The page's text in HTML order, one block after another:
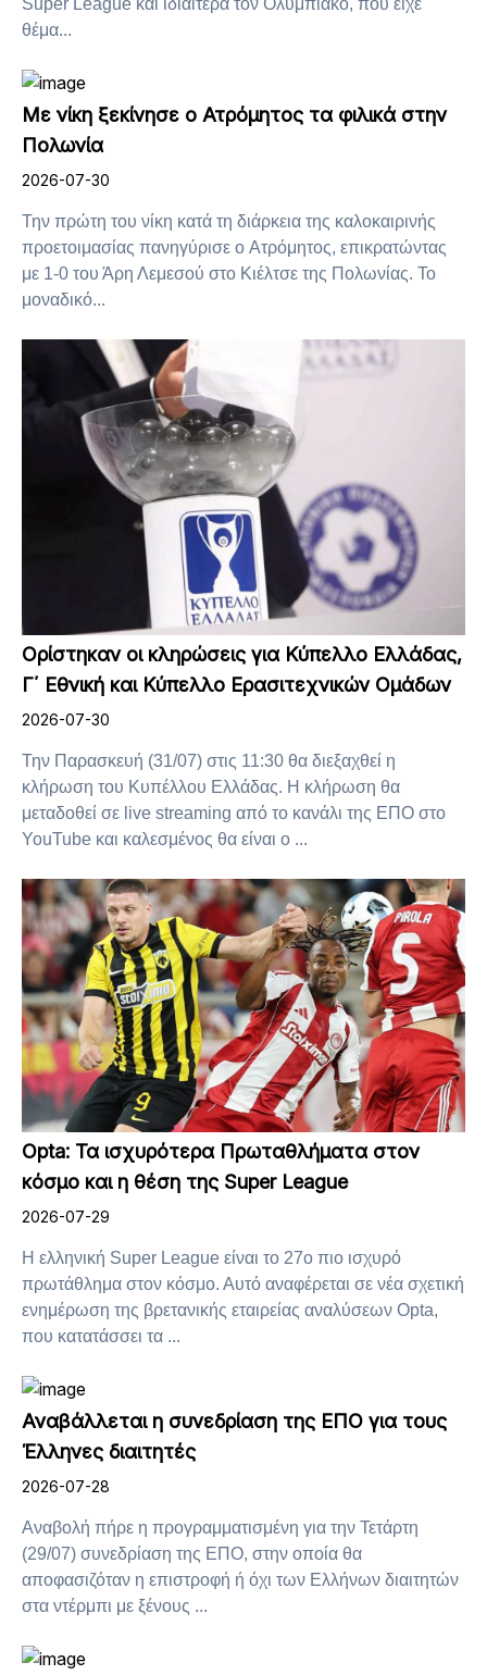
Super League και ιδιαίτερα τον Ολυμπιακό, που είχε
θέμα...
Με νίκη ξεκίνησε ο Ατρόμητος τα φιλικά στην
Πολωνία
2026-07-30
Την πρώτη του νίκη κατά τη διάρκεια της καλοκαιρινής
προετοιμασίας πανηγύρισε ο Ατρόμητος, επικρατώντας
με 1-0 του Άρη Λεμεσού στο Κιέλτσε της Πολωνίας. Το
μοναδικό...
Ορίστηκαν οι κληρώσεις για Κύπελλο Ελλάδας,
Γ΄ Εθνική και Κύπελλο Ερασιτεχνικών Ομάδων
2026-07-30
Την Παρασκευή (31/07) στις 11:30 θα διεξαχθεί η
κλήρωση του Κυπέλλου Ελλάδας. Η κλήρωση θα
μεταδοθεί σε live streaming από το κανάλι της ΕΠΟ στο
YouTube και καλεσμένος θα είναι ο ...
Opta: Τα ισχυρότερα Πρωταθλήματα στον
κόσμο και η θέση της Super League
2026-07-29
H ελληνική Super League είναι το 27ο πιο ισχυρό
πρωτάθλημα στον κόσμο. Αυτό αναφέρεται σε νέα σχετική
ενημέρωση της βρετανικής εταιρείας αναλύσεων Opta,
που κατατάσσει τα ...
Αναβάλλεται η συνεδρίαση της ΕΠΟ για τους
Έλληνες διαιτητές
2026-07-28
Αναβολή πήρε η προγραμματισμένη για την Τετάρτη
(29/07) συνεδρίαση της ΕΠΟ, στην οποία θα
αποφασιζόταν η επιστροφή ή όχι των Ελλήνων διαιτητών
στα ντέρμπι με ξένους ...